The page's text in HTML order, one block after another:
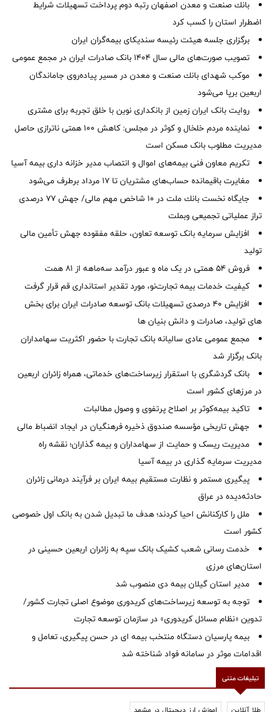
بانك صنعت و معدن اصفهان رتبه دوم پرداخت تسهیلات شرایط
اضطرار استان را كسب كرد
برگزاری جلسه هیئت رئیسه سندیکای بیمه‌گران ایران
تصویب صورت‌های مالی سال ۱۴۰۴ بانک صادرات ایران در مجمع عمومی
موكب شهدای بانك صنعت و معدن در مسیر پیاده‌روی جاماندگان
اربعین برپا می‌شود
روایت بانک ایران زمین از بانکداری نوین با خلق تجربه برای مشتری
نماینده مردم خلخال و کوثر در مجلس: کاهش ۱۰۰ همتی ناترازی حاصل
مدیریت مطلوب بانک مسکن است
تکریم معاون فنی بیمه‌های اموال و انتصاب مدیر خزانه داری بیمه آسیا
مغایرت‌ باقیمانده حساب‌های مشتریان تا ۱۷ مرداد برطرف می‌شود
جایگاه نخست بانك ملت در 10 شاخص مهم مالی/ جهش 77 درصدی
تراز عملیاتی تجمیعی وبملت
افزایش سرمایه بانک توسعه تعاون، حلقه مفقوده جهش تأمین مالی
تولید
فروش 54 همتی در یک ماه و عبور درآمد سه‌ماهه از 81 همت
کیفیت خدمات بیمه تجارت‌نو، مورد تقدیر استانداری قم قرار گرفت
افزایش 40 درصدی تسهیلات بانک توسعه صادرات ایران برای بخش
های تولید، صادرات و دانش بنیان ها
مجمع عمومی عادی سالیانه بانک تجارت با حضور اکثریت سهامداران
بانک برگزار شد
بانک گردشگری با استقرار زیرساخت‌های خدماتی، همراه زائران اربعین
در مرزهای کشور است
تاکید بیمه‌کوثر بر اصلاح پرتفوی و وصول مطالبات ‌
جهش تاریخی مؤسسه صندوق ذخیره فرهنگیان در ایجاد انضباط مالی
مدیریت ریسک و حمایت از سهامداران و بیمه گذاران؛ نقشه راه
مدیریت سرمایه گذاری در بیمه آسیا
پیگیری مستمر و نظارت مستقیم بیمه ایران بر فرآیند درمانی زائران
حادثه‌دیده در عراق
ملل را کارکنانش احیا کردند؛ هدف ما تبدیل شدن به بانک اول خصوصی
کشور است
خدمت رسانی شعب کشیک بانک سپه به زائران اربعین حسینی در
استان‌‌های مرزی
‌مدیر استان گیلان بیمه دی منصوب شد
توجه به توسعه زیرساخت‌های کریدوری موضوع اصلی تجارت کشور/
تدوین «نظام مسائل کریدوری» در سازمان توسعه تجارت
بیمه پارسیان دستگاه منتخب بیمه ای در حسن پیگیری، تعامل و
اقدامات موثر در سامانه فواد شناخته شد
تبلیغات متنی
طلا آنلاین اموزش ارز دیجیتال در مشهد